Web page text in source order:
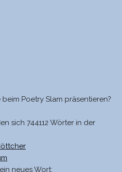
Poetry Slam präsentieren?
sich 744112 Wörter in der
neues Wort: